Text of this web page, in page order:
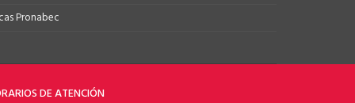
Pronabec
DE ATENCIÓN